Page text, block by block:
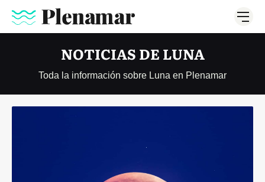
NOTICIAS DE LUNA
Toda la información sobre Luna en Plenamar